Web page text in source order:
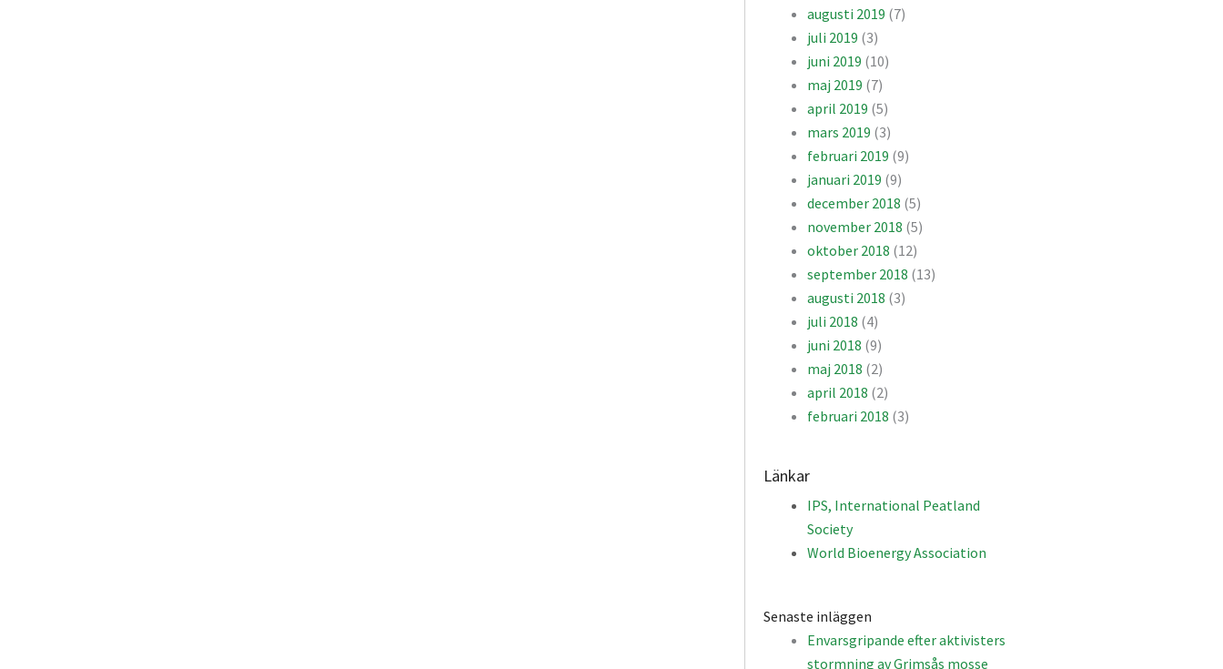
augusti 2019 (7)
juli 2019 (3)
juni 2019 (10)
maj 2019 (7)
april 2019 (5)
mars 2019 (3)
februari 2019 (9)
januari 2019 (9)
december 2018 (5)
november 2018 (5)
oktober 2018 (12)
september 2018 (13)
augusti 2018 (3)
juli 2018 (4)
juni 2018 (9)
maj 2018 (2)
april 2018 (2)
februari 2018 (3)
Länkar
IPS, International Peatland
Society
World Bioenergy Association
Senaste inläggen
Envarsgripande efter aktivisters
stormning av Grimsås mosse